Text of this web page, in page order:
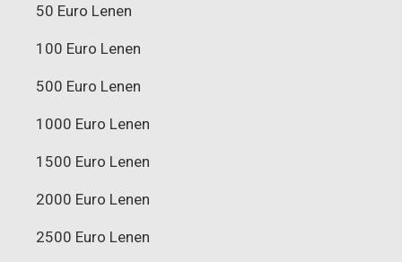
50 Euro Lenen
100 Euro Lenen
500 Euro Lenen
1000 Euro Lenen
1500 Euro Lenen
2000 Euro Lenen
2500 Euro Lenen